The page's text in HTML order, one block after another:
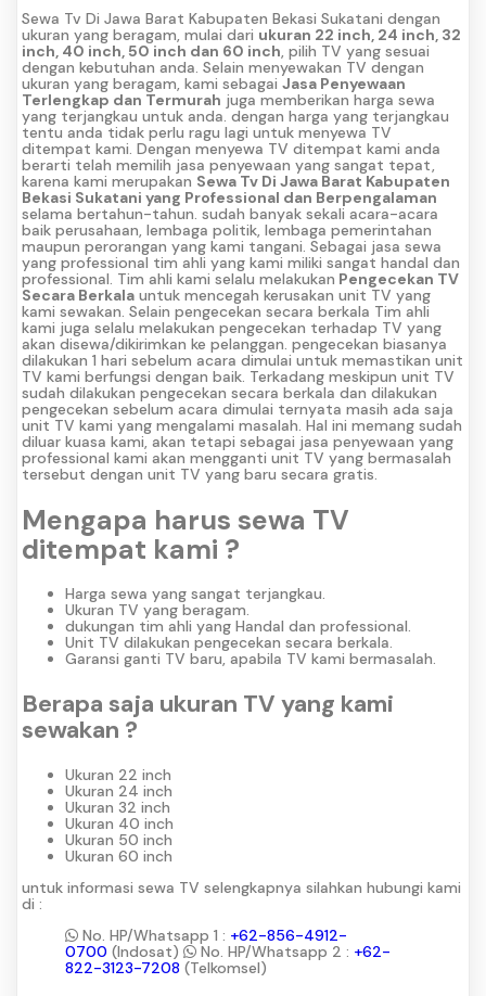
Sewa Tv Di Jawa Barat Kabupaten Bekasi Sukatani dengan
ukuran yang beragam, mulai dari ukuran 22 inch, 24 inch, 32
inch, 40 inch, 50 inch dan 60 inch, pilih TV yang sesuai
dengan kebutuhan anda. Selain menyewakan TV dengan
ukuran yang beragam, kami sebagai Jasa Penyewaan
Terlengkap dan Termurah juga memberikan harga sewa
yang terjangkau untuk anda. dengan harga yang terjangkau
tentu anda tidak perlu ragu lagi untuk menyewa TV
ditempat kami. Dengan menyewa TV ditempat kami anda
berarti telah memilih jasa penyewaan yang sangat tepat,
karena kami merupakan Sewa Tv Di Jawa Barat Kabupaten
Bekasi Sukatani yang Professional dan Berpengalaman
selama bertahun-tahun. sudah banyak sekali acara-acara
baik perusahaan, lembaga politik, lembaga pemerintahan
maupun perorangan yang kami tangani. Sebagai jasa sewa
yang professional tim ahli yang kami miliki sangat handal dan
professional. Tim ahli kami selalu melakukan Pengecekan TV
Secara Berkala untuk mencegah kerusakan unit TV yang
kami sewakan. Selain pengecekan secara berkala Tim ahli
kami juga selalu melakukan pengecekan terhadap TV yang
akan disewa/dikirimkan ke pelanggan. pengecekan biasanya
dilakukan 1 hari sebelum acara dimulai untuk memastikan unit
TV kami berfungsi dengan baik. Terkadang meskipun unit TV
sudah dilakukan pengecekan secara berkala dan dilakukan
pengecekan sebelum acara dimulai ternyata masih ada saja
unit TV kami yang mengalami masalah. Hal ini memang sudah
diluar kuasa kami, akan tetapi sebagai jasa penyewaan yang
professional kami akan mengganti unit TV yang bermasalah
tersebut dengan unit TV yang baru secara gratis.
Mengapa harus sewa TV
ditempat kami ?
Harga sewa yang sangat terjangkau.
Ukuran TV yang beragam.
dukungan tim ahli yang Handal dan professional.
Unit TV dilakukan pengecekan secara berkala.
Garansi ganti TV baru, apabila TV kami bermasalah.
Berapa saja ukuran TV yang kami
sewakan ?
Ukuran 22 inch
Ukuran 24 inch
Ukuran 32 inch
Ukuran 40 inch
Ukuran 50 inch
Ukuran 60 inch
untuk informasi sewa TV selengkapnya silahkan hubungi kami
di :
No. HP/Whatsapp 1 : +62-856-4912-
0700 (Indosat) No. HP/Whatsapp 2 : +62-
822-3123-7208 (Telkomsel)